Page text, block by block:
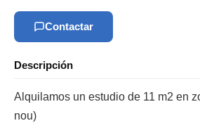
Contactar
Descripción
Alquilamos un estudio de 11 m2 en
nou)